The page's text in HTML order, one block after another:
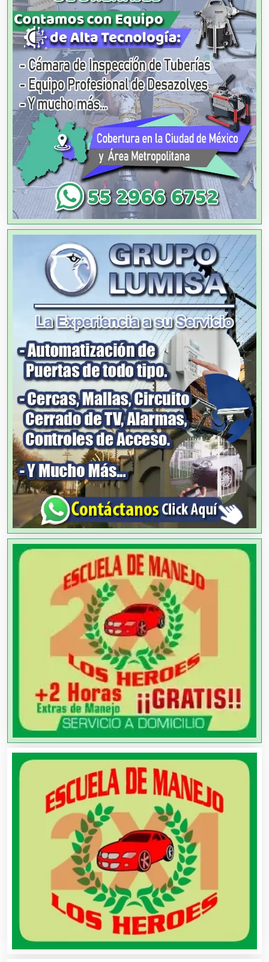
Aire Acondicionado
Alarmas
Albercas
Alimentos
Almacenaje
Alquiler de Autos
Alquiler de Equipos para Fiestas
Alquiler de Sillas y Mesas
Alquiler de Trajes de Etiqueta
Alta Costura
Aluminio
Ambulancias
Análisis Clínicos
Análisis de Aguas
Animadores de Eventos
Aparatos y Equipos Eléctricos
Arquitectos
Artes Gráficas
Artesanías
Artículos de Oficina